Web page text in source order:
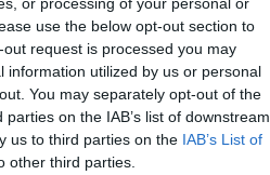
use the below opt-out section to
request is processed you may
utilized by us or personal
You may separately opt-out of the
on the IAB’s list of downstream
us to third parties on the IAB’s List of
other third parties.